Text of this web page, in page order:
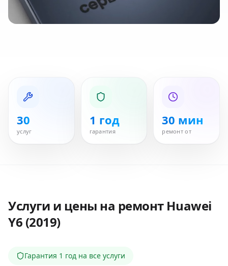
30
услуг
1 год
гарантия
30 мин
ремонт от
Услуги и цены на ремонт Huawei
Y6 (2019)
Гарантия 1 год на все услуги